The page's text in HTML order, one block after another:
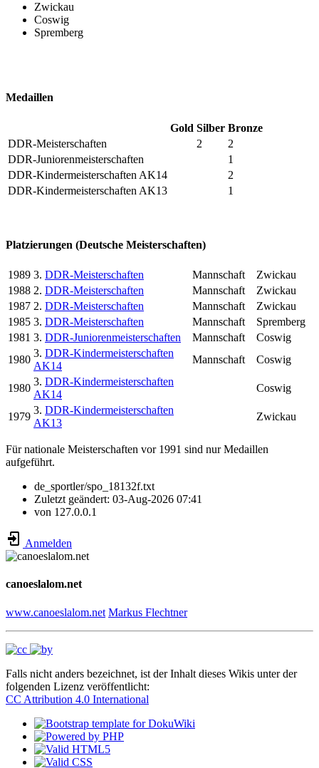
Zwickau
Coswig
Spremberg
Medaillen
Gold Silber Bronze
DDR-Meisterschaften
2
2
DDR-Juniorenmeisterschaften
1
DDR-Kindermeisterschaften AK14
2
DDR-Kindermeisterschaften AK13
1
Platzierungen (Deutsche Meisterschaften)
1989 3. DDR-Meisterschaften Mannschaft
Zwickau
1988 2. DDR-Meisterschaften Mannschaft
Zwickau
1987 2. DDR-Meisterschaften Mannschaft
Zwickau
1985 3. DDR-Meisterschaften Mannschaft
Spremberg
1981 3. DDR-Juniorenmeisterschaften Mannschaft
Coswig
1980
3. DDR-Kindermeisterschaften
AK14
Mannschaft Coswig
1980
3. DDR-Kindermeisterschaften
AK14
Coswig
1979
3. DDR-Kindermeisterschaften
AK13
Zwickau
Für nationale Meisterschaften vor 1991 sind nur Medaillen
aufgeführt.
de_sportler/spo_18132f.txt
Zuletzt geändert: 03-Aug-2026 07:41
von 127.0.0.1
Anmelden
canoeslalom.net
www.canoeslalom.net Markus Flechtner
Falls nicht anders bezeichnet, ist der Inhalt dieses Wikis unter der
folgenden Lizenz veröffentlicht:
CC Attribution 4.0 International